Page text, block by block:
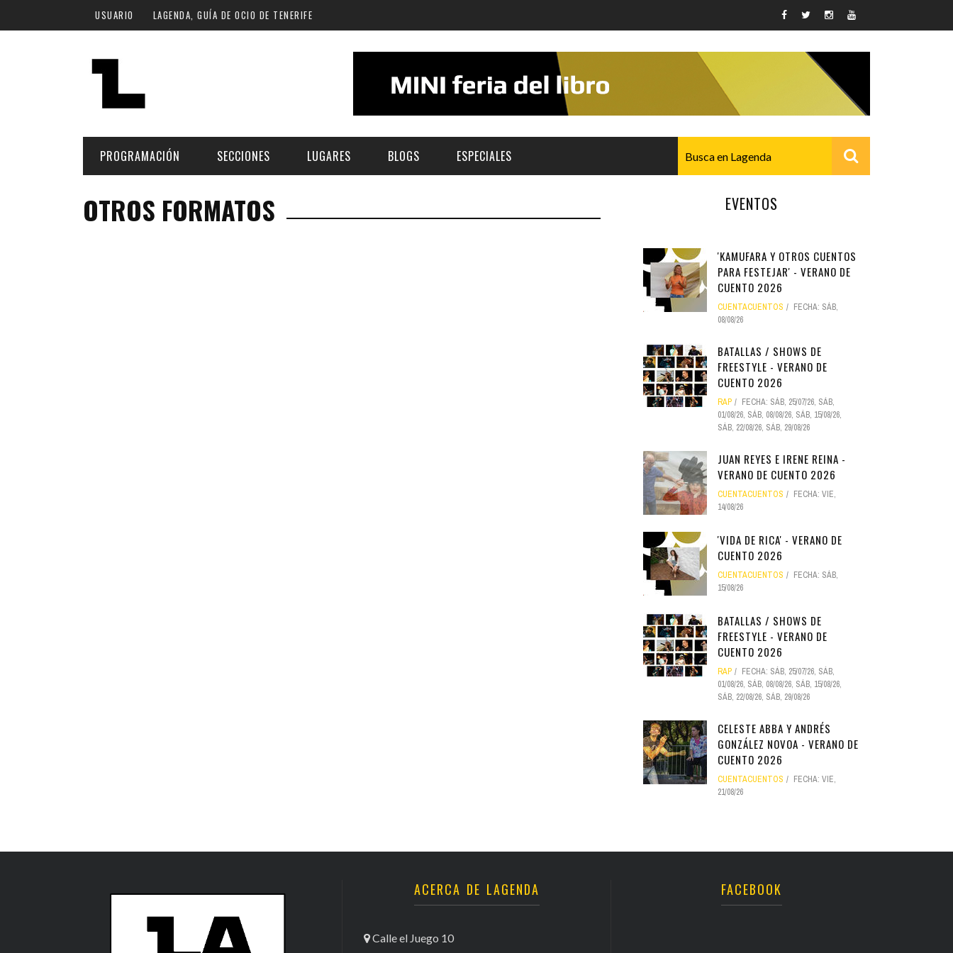
Pasar al contenido principal
USUARIO LAGENDA, GUÍA DE OCIO DE TENERIFE
PROGRAMACIÓN SECCIONES
MÚSICA
LUGARES
ARTE | MUSEOS
BLOGS ESPECIALES
FESTIVAL BOREAL 2026
OTROS FORMATOS EVENTOS
'KAMUFARA Y OTROS CUENTOS
PARA FESTEJAR' - VERANO DE
CUENTO 2026
CUENTACUENTOS FECHA: SÁB,
08/08/26
BATALLAS / SHOWS DE
FREESTYLE - VERANO DE
CUENTO 2026
RAP FECHA: SÁB, 25/07/26, SÁB,
01/08/26, SÁB, 08/08/26, SÁB, 15/08/26,
SÁB, 22/08/26, SÁB, 29/08/26
JUAN REYES E IRENE REINA -
VERANO DE CUENTO 2026
CUENTACUENTOS FECHA: VIE,
14/08/26
'VIDA DE RICA' - VERANO DE
CUENTO 2026
CUENTACUENTOS FECHA: SÁB,
15/08/26
BATALLAS / SHOWS DE
FREESTYLE - VERANO DE
CUENTO 2026
RAP FECHA: SÁB, 25/07/26, SÁB,
01/08/26, SÁB, 08/08/26, SÁB, 15/08/26,
SÁB, 22/08/26, SÁB, 29/08/26
CELESTE ABBA Y ANDRÉS
GONZÁLEZ NOVOA - VERANO DE
CUENTO 2026
CUENTACUENTOS FECHA: VIE,
21/08/26
ACERCA DE LAGENDA
Calle el Juego 10
FACEBOOK